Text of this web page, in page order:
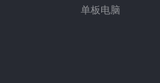
单板电脑